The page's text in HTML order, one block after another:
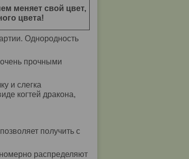
меняет свой цвет,
цвета!
Однородность
прочными
и слегка
когтей дракона,
получить с
распределяют